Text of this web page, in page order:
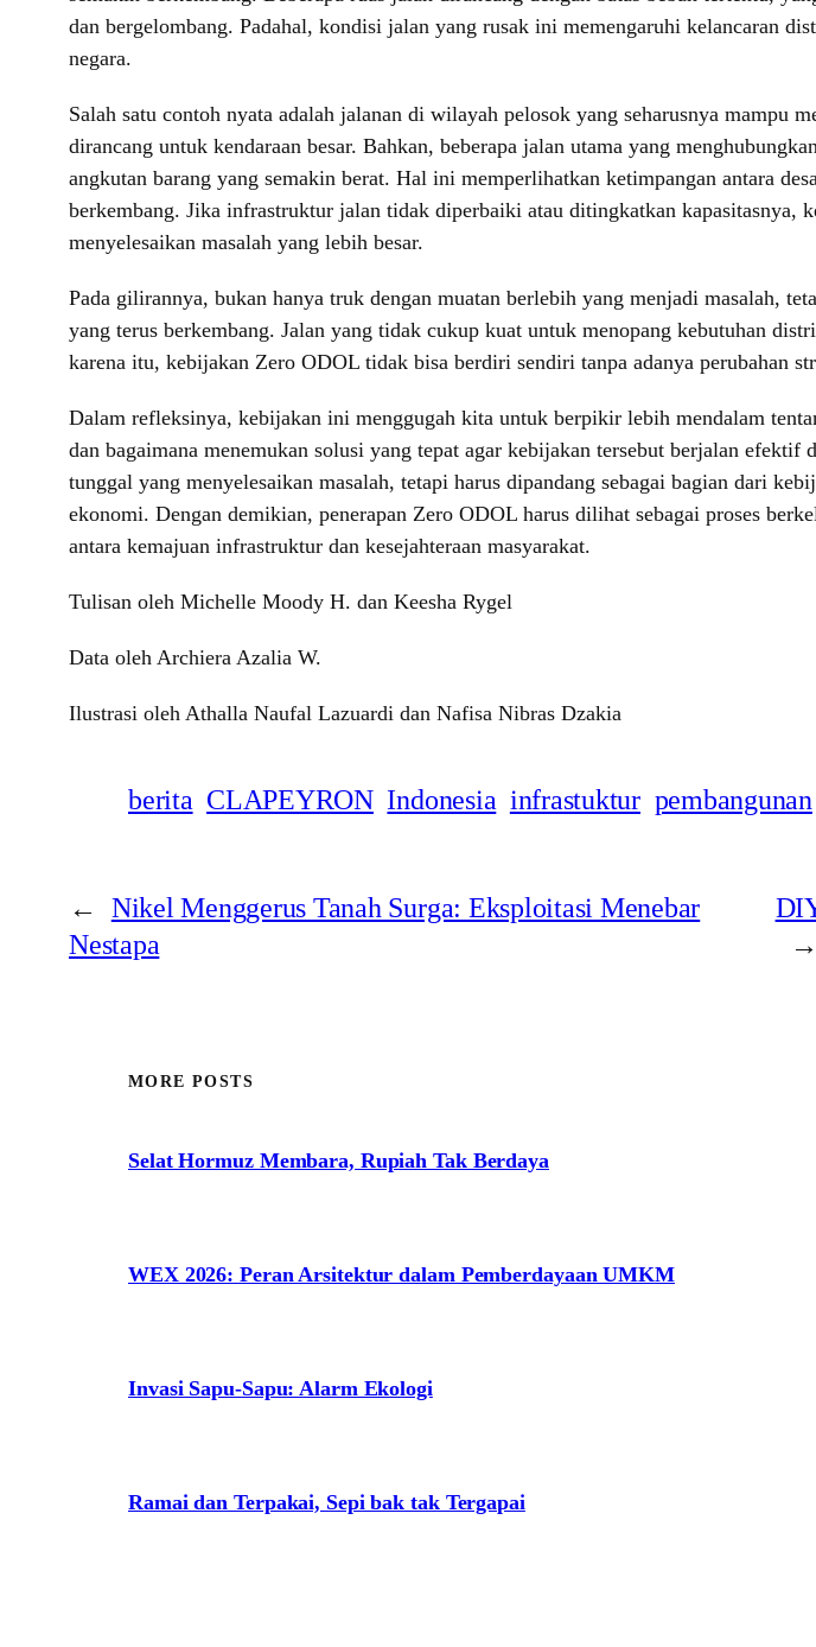
dan bergelombang. Padahal, kondisi jalan yang rusak ini memengaruhi kelancaran
negara.
Salah satu contoh nyata adalah jalanan di wilayah pelosok yang seharusnya mampu
dirancang untuk kendaraan besar. Bahkan, beberapa jalan utama yang
angkutan barang yang semakin berat. Hal ini memperlihatkan ketimpangan antara
berkembang. Jika infrastruktur jalan tidak diperbaiki atau ditingkatkan kapasitasnya,
menyelesaikan masalah yang lebih besar.
Pada gilirannya, bukan hanya truk dengan muatan berlebih yang menjadi masalah,
yang terus berkembang. Jalan yang tidak cukup kuat untuk menopang kebutuhan
karena itu, kebijakan Zero ODOL tidak bisa berdiri sendiri tanpa adanya perubahan
Dalam refleksinya, kebijakan ini menggugah kita untuk berpikir lebih mendalam
dan bagaimana menemukan solusi yang tepat agar kebijakan tersebut berjalan
tunggal yang menyelesaikan masalah, tetapi harus dipandang sebagai bagian dari
ekonomi. Dengan demikian, penerapan Zero ODOL harus dilihat sebagai proses
antara kemajuan infrastruktur dan kesejahteraan masyarakat.
Tulisan oleh Michelle Moody H. dan Keesha Rygel
Data oleh Archiera Azalia W.
Ilustrasi oleh Athalla Naufal Lazuardi dan Nafisa Nibras Dzakia
berita CLAPEYRON Indonesia infrastuktur pembangunan
←
Nikel Menggerus Tanah Surga: Eksploitasi Menebar
Nestapa
→
MORE POSTS
Selat Hormuz Membara, Rupiah Tak Berdaya
WEX 2026: Peran Arsitektur dalam Pemberdayaan UMKM
Invasi Sapu-Sapu: Alarm Ekologi
Ramai dan Terpakai, Sepi bak tak Tergapai